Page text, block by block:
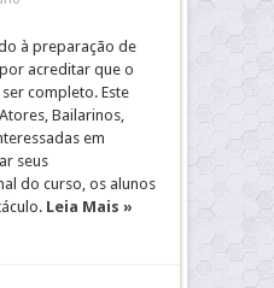
à preparação de
acreditar que o
completo. Este
Bailarinos,
em
seus
do curso, os alunos
Leia Mais »